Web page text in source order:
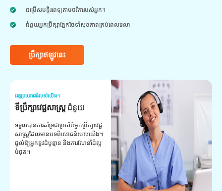
ជម្រើសមន្ទីរពេទ្យតាមថវិការបស់អ្នក។
ជំនួយអ្នកប្រឹក្សាផ្នែកថែទាំសុខភាពគ្រប់ពេលវេលា
ប្រឹក្សាឥឡូវនេះ
អត្ថប្រយោជន៍របស់យើង។
ទីប្រឹក្សាវេជ្ជសាស្ត្រជំនួយ
ទទួលបានការគាំទ្រជាប្រចាំពីអ្នកប្រឹក្សាវេជ្ជ
សាស្ត្រដែលមានបទពិសោធន៍របស់យើង។
ផ្តល់ឱ្យអ្នកនូវដំបូន្មាន និងការណែនាំដ៏ល្អ
បំផុត។